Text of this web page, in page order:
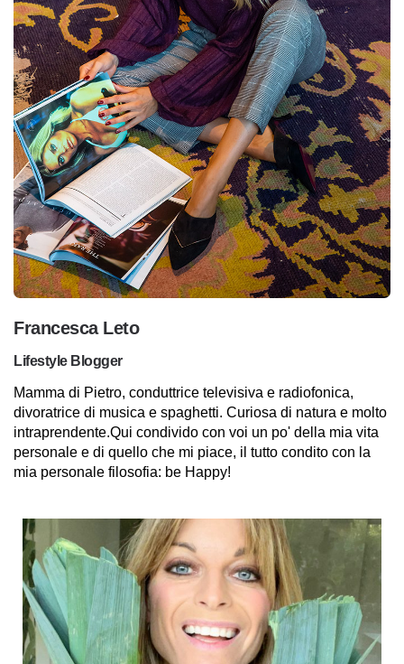
Francesca Leto
Lifestyle Blogger
Mamma di Pietro, conduttrice televisiva e radiofonica,
divoratrice di musica e spaghetti. Curiosa di natura e molto
intraprendente.Qui condivido con voi un po' della mia vita
personale e di quello che mi piace, il tutto condito con la
mia personale filosofia: be Happy!